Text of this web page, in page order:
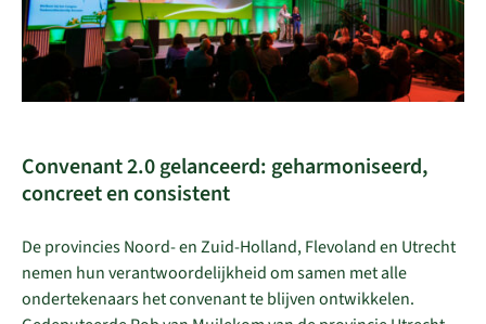
Convenant 2.0 gelanceerd: geharmoniseerd,
concreet en consistent
De provincies Noord- en Zuid-Holland, Flevoland en Utrecht
nemen hun verantwoordelijkheid om samen met alle
ondertekenaars het convenant te blijven ontwikkelen.